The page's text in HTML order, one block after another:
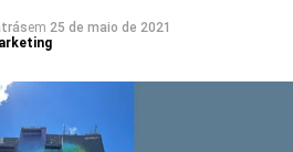
em 25 de maio de 2021